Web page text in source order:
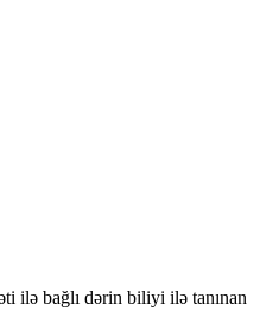
ilə bağlı dərin biliyi ilə tanınan